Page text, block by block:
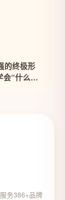
的终极形
“什么数
务386+品牌